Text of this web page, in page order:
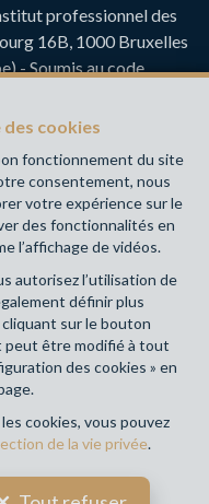
cookies
fonctionnement du site
consentement, nous
votre expérience sur le
des fonctionnalités en
l’affichage de vidéos.
autorisez l’utilisation de
définir plus
sur le bouton
peut être modifié à tout
des cookies » en
cookies, vous pouvez
de la vie privée.
professionnel des
16B, 1000 Bruxelles
- Soumis aucode
via AXA Belgium SA,
réalisées en Belgique
sur Namur et en
AND DEVELOPED BY